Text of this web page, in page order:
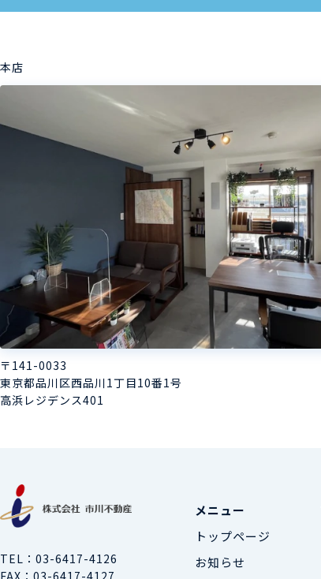
本店
〒141-0033
東京都品川区西品川1丁目10番1号
高浜レジデンス401
TEL
03-6417-4126
メニュー
トップページ
お知らせ